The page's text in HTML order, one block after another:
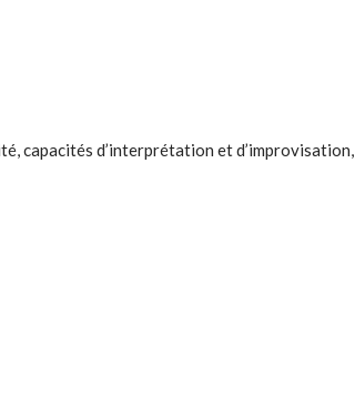
capacités d’interprétation et d’improvisation,